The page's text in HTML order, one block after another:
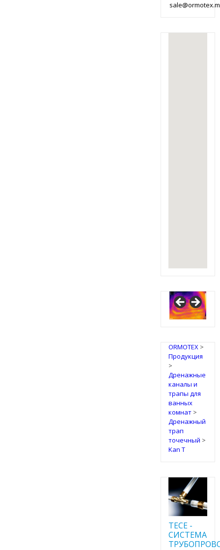
ORMOTEX>
Продукция
>
Дренажные
каналы и
трапы для
ванных
комнат>
Дренажный
трап
точечный >
Kan T
TECE -
CИСТЕМА